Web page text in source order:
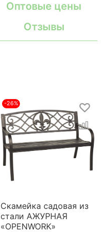
Оптовые цены
Отзывы
-26%
Скамейка садовая из
стали АЖУРНАЯ
«OPENWORK»